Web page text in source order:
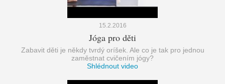
15.2.2016
Jóga pro děti
Zabavit děti je někdy tvrdý oríšek. Ale co je tak pro jednou
zaměstnat cvičením jógy?
Shlédnout video